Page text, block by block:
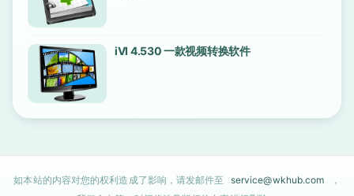
iVI 4.530 一款视频转换软件
如本站的内容对您的权利造成了影响，请发邮件至 service@wkhub.com
，